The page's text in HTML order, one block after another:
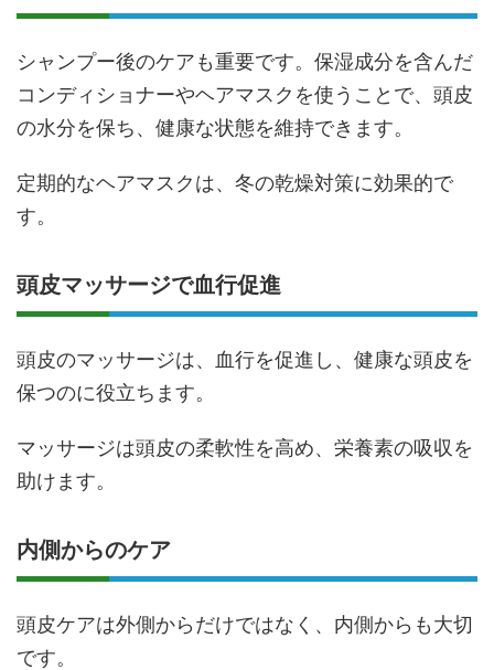
シャンプー後のケアも重要です。保湿成分を含んだ
コンディショナーやヘアマスクを使うことで、頭皮
の水分を保ち、健康な状態を維持できます。
定期的なヘアマスクは、冬の乾燥対策に効果的で
す。
頭皮マッサージで血行促進
頭皮のマッサージは、血行を促進し、健康な頭皮を
保つのに役立ちます。
マッサージは頭皮の柔軟性を高め、栄養素の吸収を
助けます。
内側からのケア
頭皮ケアは外側からだけではなく、内側からも大切
です。